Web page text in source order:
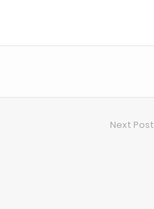
Next Post